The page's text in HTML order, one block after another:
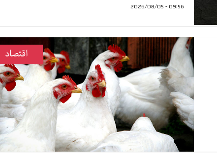
09:56 - 2026/08/05
اقتصاد